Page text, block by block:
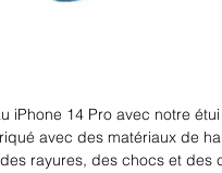
iPhone 14 Pro avec notre
avec des matériaux de
rayures, des chocs et des